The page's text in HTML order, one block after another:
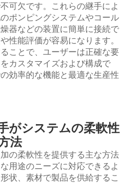
可欠です。これらの継手によ
ポンピングシステムやコール
器などの装置に簡単に接続で
性能評価が容易になります。
ことで、ユーザーは正確な要
カスタマイズおよび構成で
効率的な機能と最適な生産性
がシステムの柔軟性
法
の柔軟性を提供する主な方法
用途のニーズに対応できるよ
状、素材で製品を供給するこ